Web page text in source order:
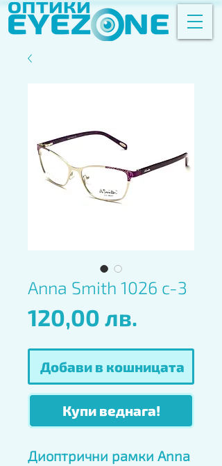
Anna Smith 1026 c-3
120,00 лв.
Добави в кошницата
Купи веднага!
Диоптрични рамки Anna